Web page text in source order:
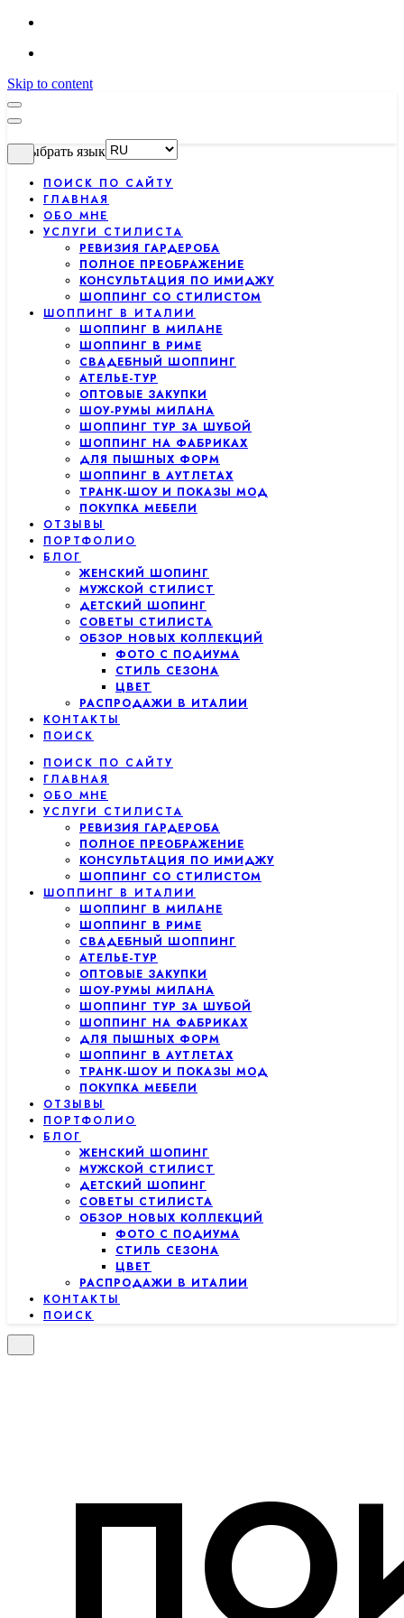
Skip to content
Выбрать язык
ПОИСК ПО САЙТУ
ГЛАВНАЯ
ОБО МНЕ
УСЛУГИ СТИЛИСТА
РЕВИЗИЯ ГАРДЕРОБА
ПОЛНОЕ ПРЕОБРАЖЕНИЕ
КОНСУЛЬТАЦИЯ ПО ИМИДЖУ
ШОППИНГ СО СТИЛИСТОМ
ШОППИНГ В ИТАЛИИ
ШОППИНГ В МИЛАНЕ
ШОППИНГ В РИМЕ
СВАДЕБНЫЙ ШОППИНГ
АТЕЛЬЕ-ТУР
ОПТОВЫЕ ЗАКУПКИ
ШОУ-РУМЫ МИЛАНА
ШОППИНГ ТУР ЗА ШУБОЙ
ШОППИНГ НА ФАБРИКАХ
ДЛЯ ПЫШНЫХ ФОРМ
ШОППИНГ В АУТЛЕТАХ
ТРАНК-ШОУ И ПОКАЗЫ МОД
ПОКУПКА МЕБЕЛИ
ОТЗЫВЫ
ПОРТФОЛИО
БЛОГ
ЖЕНСКИЙ ШОПИНГ
МУЖСКОЙ СТИЛИСТ
ДЕТСКИЙ ШОПИНГ
СОВЕТЫ СТИЛИСТА
ОБЗОР НОВЫХ КОЛЛЕКЦИЙ
ФОТО С ПОДИУМА
СТИЛЬ СЕЗОНА
ЦВЕТ
РАСПРОДАЖИ В ИТАЛИИ
КОНТАКТЫ
ПОИСК
ПОИСК ПО САЙТУ
ГЛАВНАЯ
ОБО МНЕ
УСЛУГИ СТИЛИСТА
РЕВИЗИЯ ГАРДЕРОБА
ПОЛНОЕ ПРЕОБРАЖЕНИЕ
КОНСУЛЬТАЦИЯ ПО ИМИДЖУ
ШОППИНГ СО СТИЛИСТОМ
ШОППИНГ В ИТАЛИИ
ШОППИНГ В МИЛАНЕ
ШОППИНГ В РИМЕ
СВАДЕБНЫЙ ШОППИНГ
АТЕЛЬЕ-ТУР
ОПТОВЫЕ ЗАКУПКИ
ШОУ-РУМЫ МИЛАНА
ШОППИНГ ТУР ЗА ШУБОЙ
ШОППИНГ НА ФАБРИКАХ
ДЛЯ ПЫШНЫХ ФОРМ
ШОППИНГ В АУТЛЕТАХ
ТРАНК-ШОУ И ПОКАЗЫ МОД
ПОКУПКА МЕБЕЛИ
ОТЗЫВЫ
ПОРТФОЛИО
БЛОГ
ЖЕНСКИЙ ШОПИНГ
МУЖСКОЙ СТИЛИСТ
ДЕТСКИЙ ШОПИНГ
СОВЕТЫ СТИЛИСТА
ОБЗОР НОВЫХ КОЛЛЕКЦИЙ
ФОТО С ПОДИУМА
СТИЛЬ СЕЗОНА
ЦВЕТ
РАСПРОДАЖИ В ИТАЛИИ
КОНТАКТЫ
ПОИСК